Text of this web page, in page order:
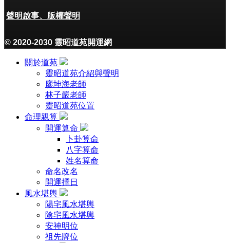
聲明啟事、版權聲明
© 2020-2030 靈昭道苑開運網
關於道苑
靈昭道苑介紹與聲明
廖坤海老師
林子嚴老師
靈昭道苑位置
命理親算
開運算命
卜卦算命
八字算命
姓名算命
命名改名
開運擇日
風水堪輿
陽宅風水堪輿
陰宅風水堪輿
安神明位
祖先牌位